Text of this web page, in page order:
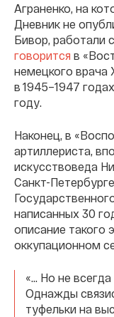
Аграненко, на
Дневник не
Бивор, работали
говорится в
немецкого врача
в 1945–1947
году.
Наконец, в
артиллериста,
искусствоведа
Санкт-
написанных 30
описание такого
оккупационном
«… Но не
Однажды
туфельки на